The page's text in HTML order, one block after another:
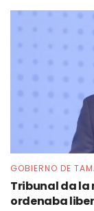
GOBIERNO DE
Tribunal da la
ordenaba